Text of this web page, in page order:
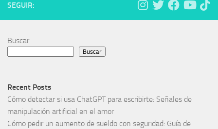
SEGUIR:
Buscar
Buscar
Recent Posts
Cómo detectar si usa ChatGPT para escribirte: Señales de
manipulación artificial en el amor
Cómo pedir un aumento de sueldo con seguridad: Guía de